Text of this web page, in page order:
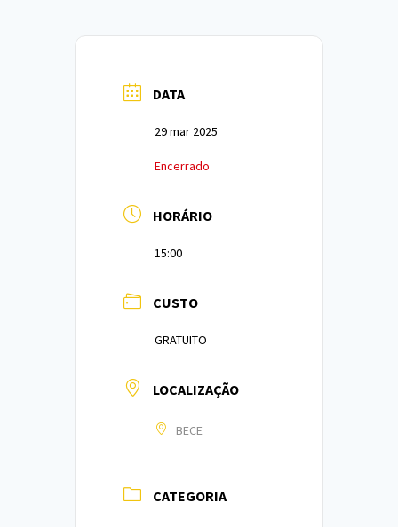
DATA
29 mar 2025
Encerrado
HORÁRIO
15:00
CUSTO
GRATUITO
LOCALIZAÇÃO
BECE
CATEGORIA